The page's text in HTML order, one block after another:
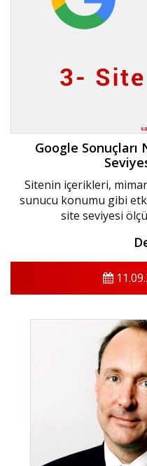
Google Sonuçları
Sitenin içerikleri,
sunucu konumu gibi
site seviyesi